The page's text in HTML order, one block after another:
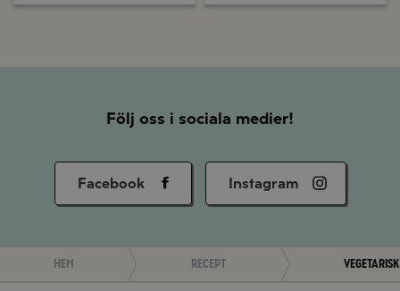
Följ oss i sociala medier!
Facebook Instagram
Hem Recept